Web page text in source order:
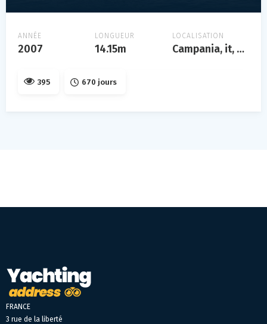
ANNÉE
2007
LONGUEUR
14.15m
LOCALISATION
Campania, it, campania
395 670 jours
FRANCE
3 rue de la liberté